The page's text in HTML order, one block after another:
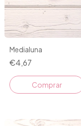
Medialuna
€4,67
Comprar